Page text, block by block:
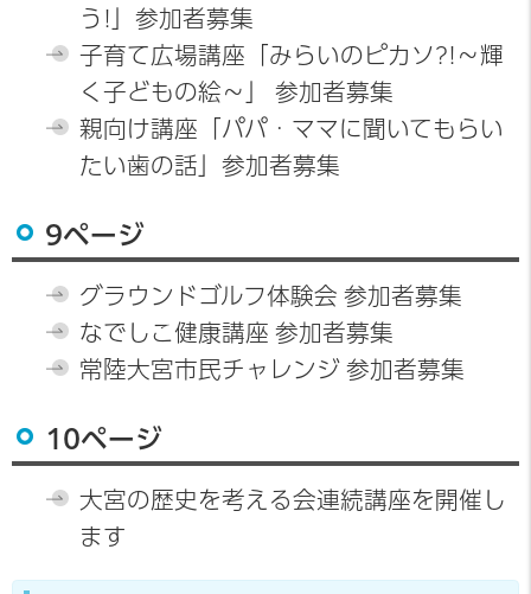
う!」参加者募集
子育て広場講座「みらいのピカソ?!～輝
く子どもの絵～」 参加者募集
親向け講座「パパ・ママに聞いてもらい
たい歯の話」参加者募集
9ページ
グラウンドゴルフ体験会 参加者募集
なでしこ健康講座 参加者募集
常陸大宮市民チャレンジ 参加者募集
10ページ
大宮の歴史を考える会連続講座を開催し
ます